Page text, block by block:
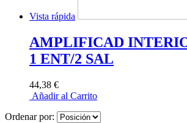
Vista rápida
AMPLIFICAD
1 ENT/2 SAL
44,38 €
Añadir al Carrito
Ordenar por: